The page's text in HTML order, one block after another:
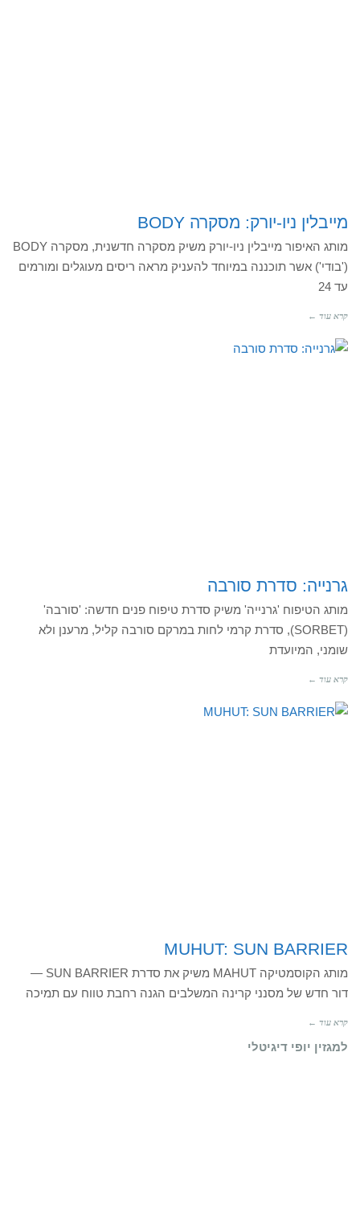
מייבלין ניו-יורק: מסקרה BODY
מותג האיפור מייבלין ניו-יורק משיק מסקרה חדשנית, מסקרה BODY
('בודי') אשר תוכננה במיוחד להעניק מראה ריסים מעוגלים ומורמים
עד 24
קרא עוד ←
גרנייה: סדרת סורבה
מותג הטיפוח 'גרנייה' משיק סדרת טיפוח פנים חדשה: 'סורבה'
(SORBET), סדרת קרמי לחות במרקם סורבה קליל, מרענן ולא
שומני, המיועדת
קרא עוד ←
MUHUT: SUN BARRIER
מותג הקוסמטיקה MAHUT משיק את סדרת SUN BARRIER —
דור חדש של מסנני קרינה המשלבים הגנה רחבת טווח עם תמיכה
קרא עוד ←
למגזין יופי דיגיטלי